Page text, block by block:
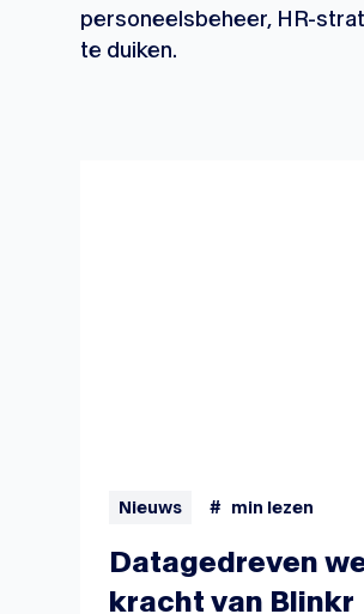
personeelsbeheer, HR-
te duiken.
Nieuws # min lezen
Datagedreven
kracht van Blinkr